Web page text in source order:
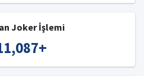
Joker İşlemi
+